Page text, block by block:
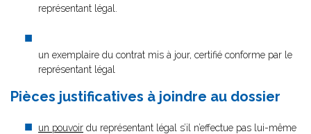
représentant légal.
un exemplaire du contrat mis à jour, certifié conforme par le
représentant légal
Pièces justificatives à joindre au dossier
un pouvoir du représentant légal s’il n’effectue pas lui-même